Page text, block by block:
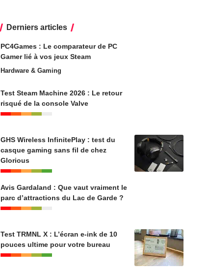
Derniers articles
PC4Games : Le comparateur de PC
Gamer lié à vos jeux Steam
Hardware & Gaming
Test Steam Machine 2026 : Le retour
risqué de la console Valve
GHS Wireless InfinitePlay : test du
casque gaming sans fil de chez
Glorious
Avis Gardaland : Que vaut vraiment le
parc d’attractions du Lac de Garde ?
Test TRMNL X : L’écran e-ink de 10
pouces ultime pour votre bureau